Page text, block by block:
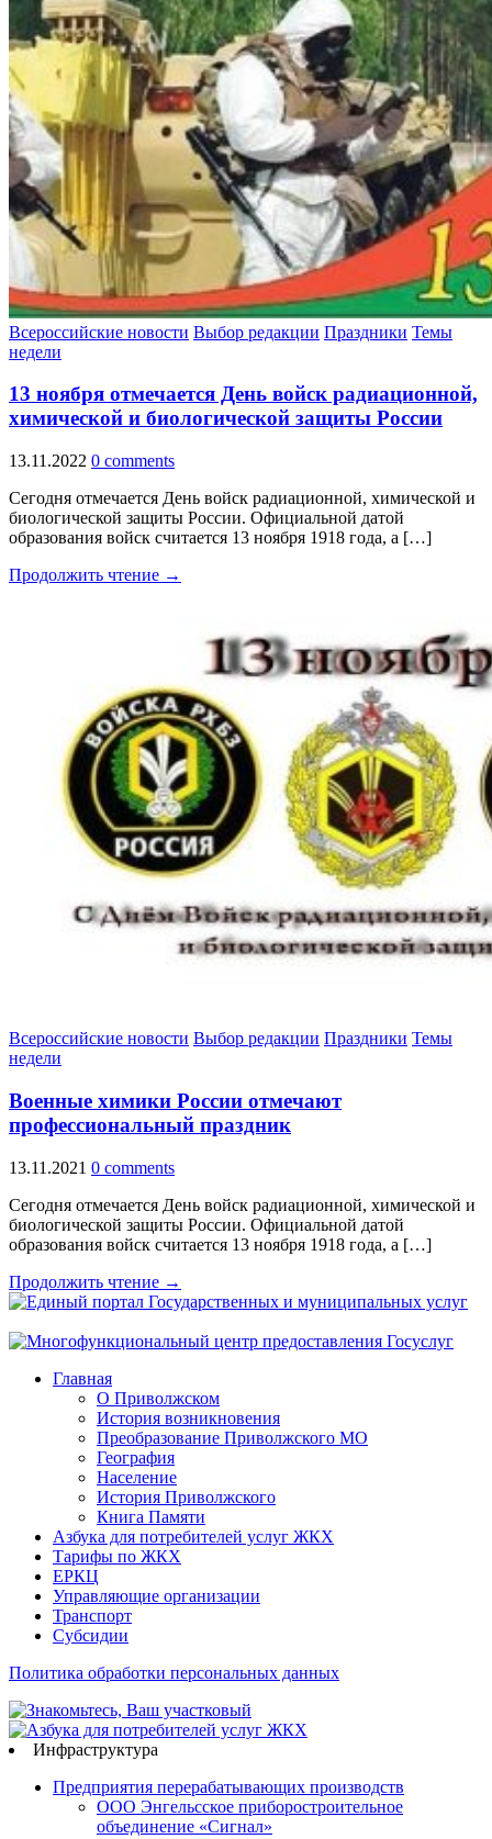
Всероссийские новости Выбор редакции Праздники Темы
недели
13 ноября отмечается День войск радиационной,
химической и биологической защиты России
13.11.2022 0 comments
Сегодня отмечается День войск радиационной, химической и
биологической защиты России. Официальной датой
образования войск считается 13 ноября 1918 года, а […]
Продолжить чтение →
Всероссийские новости Выбор редакции Праздники Темы
недели
Военные химики России отмечают
профессиональный праздник
13.11.2021 0 comments
Сегодня отмечается День войск радиационной, химической и
биологической защиты России. Официальной датой
образования войск считается 13 ноября 1918 года, а […]
Продолжить чтение →
Главная
О Приволжском
История возникновения
Преобразование Приволжского МО
География
Население
История Приволжского
Книга Памяти
Азбука для потребителей услуг ЖКХ
Тарифы по ЖКХ
ЕРКЦ
Управляющие организации
Транспорт
Субсидии
Политика обработки персональных данных
Инфраструктура
Предприятия перерабатывающих производств
ООО Энгельсское приборостроительное
объединение «Сигнал»